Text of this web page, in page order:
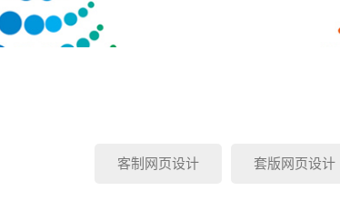
客制网页设计 套版网页设计